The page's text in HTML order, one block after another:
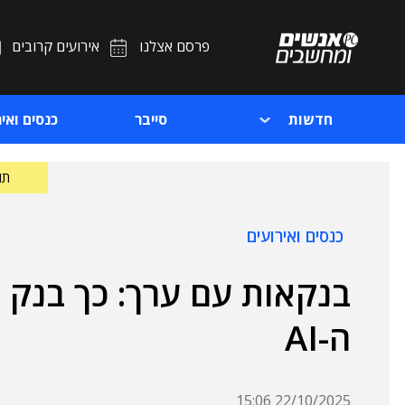
פרסם אצלנו אירועים קרובים
חדשות סייבר כנסים
כנסים ואירועים
בנקאות עם ערך: כך בנק
ה-AI
22/10/2025 15:06